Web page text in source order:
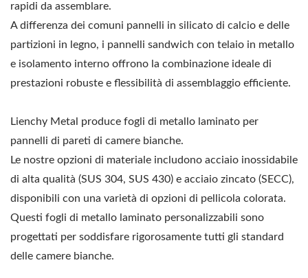
rapidi da assemblare.
A differenza dei comuni pannelli in silicato di calcio e delle
partizioni in legno, i pannelli sandwich con telaio in metallo
e isolamento interno offrono la combinazione ideale di
prestazioni robuste e flessibilità di assemblaggio efficiente.
Lienchy Metal produce fogli di metallo laminato per
pannelli di pareti di camere bianche.
Le nostre opzioni di materiale includono acciaio inossidabile
di alta qualità (SUS 304, SUS 430) e acciaio zincato (SECC),
disponibili con una varietà di opzioni di pellicola colorata.
Questi fogli di metallo laminato personalizzabili sono
progettati per soddisfare rigorosamente tutti gli standard
delle camere bianche.